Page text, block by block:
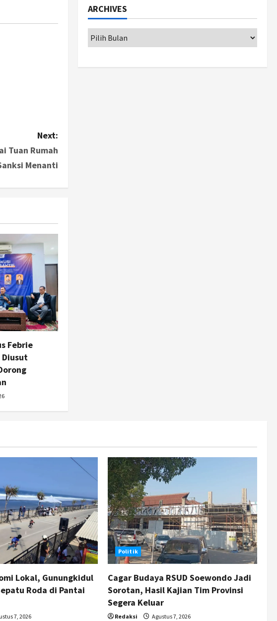
Next:
Tuan Rumah
Menanti
Febrie
1
ARCHIVES
Lokal, Gunungkidul
Roda di Pantai
7, 2026
Politik
Cagar Budaya RSUD Soewondo Jadi
Sorotan, Hasil Kajian Tim Provinsi
Segera Keluar
Redaksi Agustus 7, 2026